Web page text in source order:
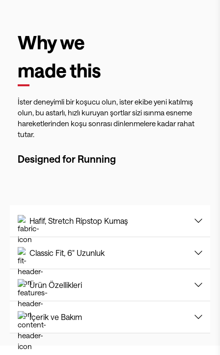
Why we
made this
İster deneyimli bir koşucu olun, ister ekibe yeni katılmış
olun, bu astarlı, hızlı kuruyan şortlar sizi ısınma esneme
hareketlerinden koşu sonrası dinlenmelere kadar rahat
tutar.
Designed for Running
Hafif, Stretch Ripstop Kumaş
Classic Fit, 6" Uzunluk
Ürün Özellikleri
İçerik ve Bakım